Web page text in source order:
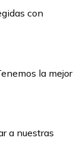
con
la mejor
a nuestras